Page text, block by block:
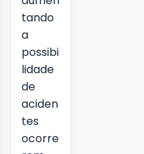
tando
a
possibi
lidade
de
aciden
tes
ocorre